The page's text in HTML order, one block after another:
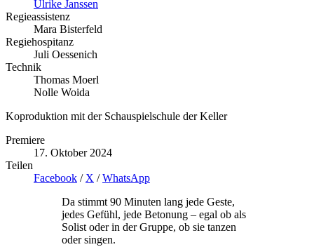
Ulrike Janssen
Regieassistenz
Mara Bisterfeld
Regiehospitanz
Juli Oessenich
Technik
Thomas Moerl
Nolle Woida
Koproduktion mit der Schauspielschule der Keller
Premiere
17. Oktober 2024
Teilen
Facebook / X /WhatsApp
Da stimmt 90 Minuten lang jede Geste,
jedes Gefühl, jede Betonung – egal ob als
Solist oder in der Gruppe, ob sie tanzen
oder singen.